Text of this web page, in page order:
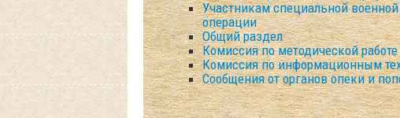
Участникам специальной военной
операции
Общий раздел
Комиссия по методической работе
Комиссия по информационным
Сообщения от органов опеки и